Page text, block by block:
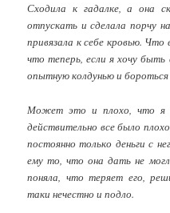
Сходила к гадалке, а она
отпускать и сделала порчу
привязала к себе кровью. Что
что теперь, если я хочу
опытную колдунью и бороться
Может это и плохо, что я
действительно все было
постоянно только деньги с
ему то, что она дать не
поняла, что теряет его,
таки нечестно и подло.